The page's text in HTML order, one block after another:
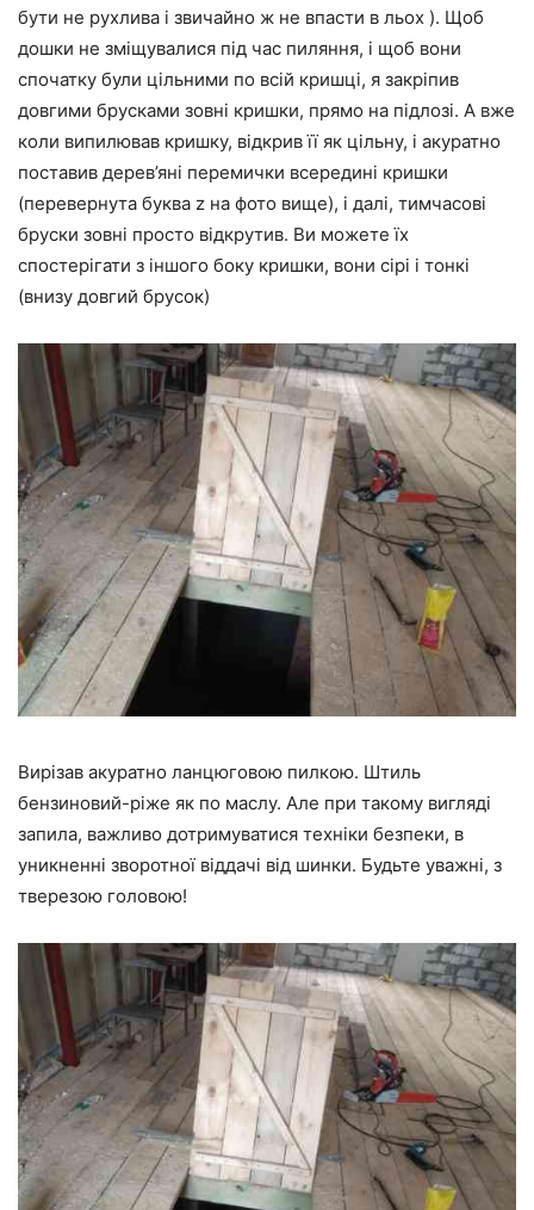
бути не рухлива і звичайно ж не впасти в льох ). Щоб
дошки не зміщувалися під час пиляння, і щоб вони
спочатку були цільними по всій кришці, я закріпив
довгими брусками зовні кришки, прямо на підлозі. А вже
коли випилював кришку, відкрив її як цільну, і акуратно
поставив дерев’яні перемички всередині кришки
(перевернута буква z на фото вище), і далі, тимчасові
бруски зовні просто відкрутив. Ви можете їх
спостерігати з іншого боку кришки, вони сірі і тонкі
(внизу довгий брусок)
Вирізав акуратно ланцюговою пилкою. Штиль
бензиновий-ріже як по маслу. Але при такому вигляді
запила, важливо дотримуватися техніки безпеки, в
уникненні зворотної віддачі від шинки. Будьте уважні, з
тверезою головою!